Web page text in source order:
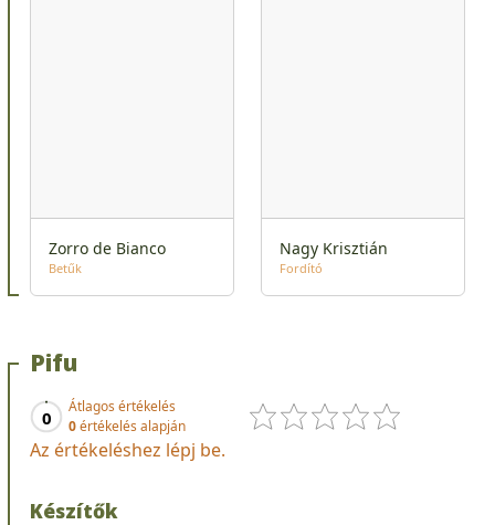
Zorro de Bianco
Betűk
Nagy Krisztián
Fordító
Pifu
0
Átlagos értékelés
0értékelés alapján
Az értékeléshez lépj be.
Készítők